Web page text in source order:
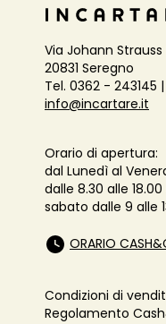
Via Johann Strauss
20831 Seregno
Tel. 0362 - 243145
info@incartare.it
Orario di apertura:
dal Lunedì al
dalle 8.30 alle
sabato dalle 9 alle
ORARIO
Condizioni di
Regolamento